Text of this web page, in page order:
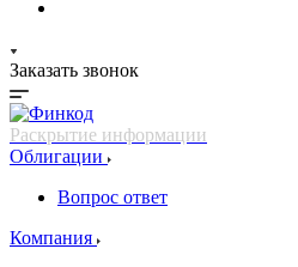
Заказать звонок
Раскрытие информации
Облигации
Вопрос ответ
Компания